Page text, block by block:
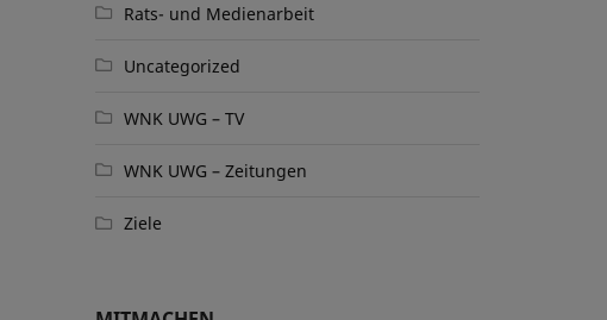
Rats- und Medienarbeit
Uncategorized
WNK UWG – TV
WNK UWG – Zeitungen
Ziele